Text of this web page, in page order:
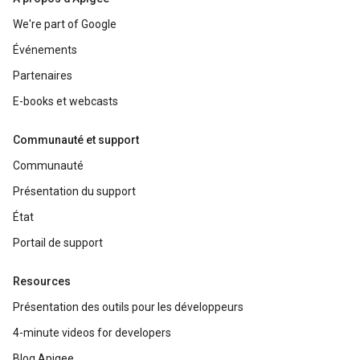
We're part of Google
Événements
Partenaires
E-books et webcasts
Communauté et support
Communauté
Présentation du support
État
Portail de support
Resources
Présentation des outils pour les développeurs
4-minute videos for developers